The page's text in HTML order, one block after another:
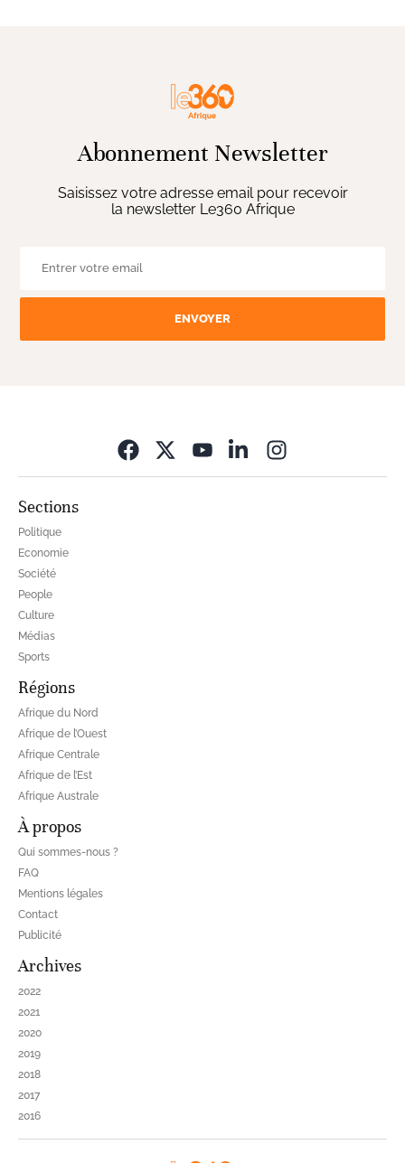
Abonnement Newsletter
Saisissez votre adresse email pour recevoir
la newsletter Le360 Afrique
ENVOYER
Sections
Politique
Economie
Société
People
Culture
Médias
Sports
Régions
Afrique du Nord
Afrique de l’Ouest
Afrique Centrale
Afrique de l’Est
Afrique Australe
À propos
Qui sommes-nous ?
FAQ
Mentions légales
Contact
Publicité
Archives
2022
2021
2020
2019
2018
2017
2016